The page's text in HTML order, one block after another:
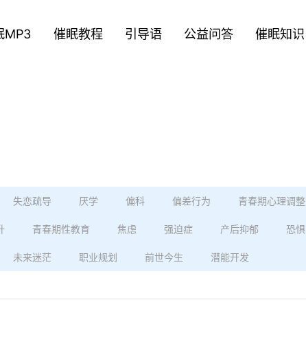
MP3 催眠教程 引导语 公益问答 催眠知识
失恋疏导 厌学 偏科 偏差行为 青春期心理调整
青春期性教育 焦虑 强迫症 产后抑郁 恐惧
未来迷茫 职业规划 前世今生 潜能开发